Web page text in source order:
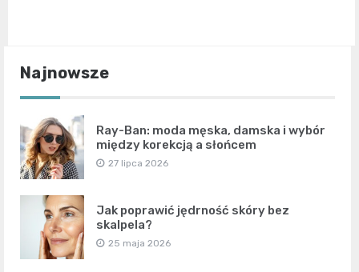
Najnowsze
Ray-Ban: moda męska, damska i wybór
między korekcją a słońcem
27 lipca 2026
Jak poprawić jędrność skóry bez
skalpela?
25 maja 2026